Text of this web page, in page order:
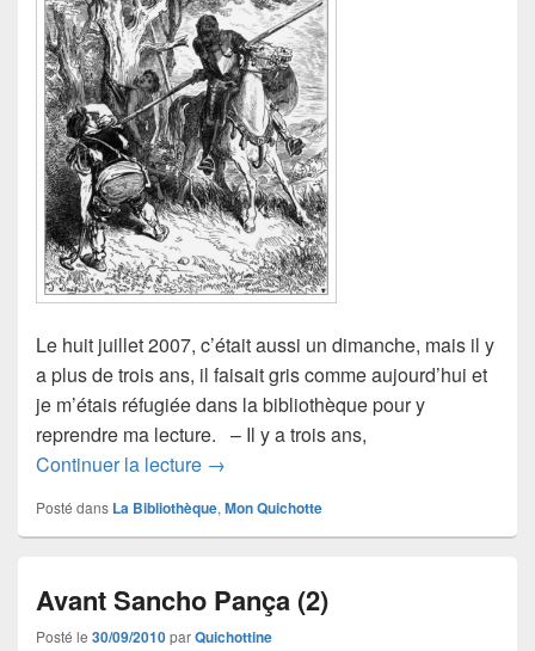
Le huit juillet 2007, c’était aussi un dimanche, mais il y
a plus de trois ans, il faisait gris comme aujourd’hui et
je m’étais réfugiée dans la bibliothèque pour y
reprendre ma lecture. – Il y a trois ans,
Continuer la lecture Retour mouvementé (2)
→
Posté dans La Bibliothèque, Mon Quichotte
Avant Sancho Pança (2)
Posté le 30/09/2010parQuichottine